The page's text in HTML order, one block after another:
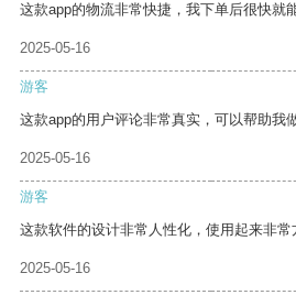
这款app的物流非常快捷，我下单后很快就
2025-05-16
游客
这款app的用户评论非常真实，可以帮助我
2025-05-16
游客
这款软件的设计非常人性化，使用起来非常
2025-05-16